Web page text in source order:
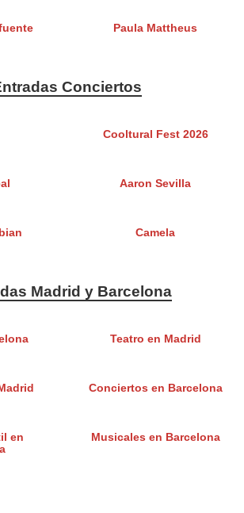
Paula Mattheus
Conciertos
Cooltural Fest 2026
Aaron Sevilla
Camela
Madrid y Barcelona
Teatro en Madrid
Conciertos en Barcelona
en
Musicales en Barcelona